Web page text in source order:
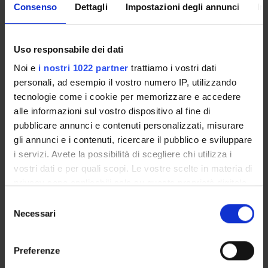
Consenso Dettagli Impostazioni degli annunci
Uso responsabile dei dati
Noi e i nostri 1022 partner trattiamo i vostri dati
personali, ad esempio il vostro numero IP, utilizzando
tecnologie come i cookie per memorizzare e accedere
alle informazioni sul vostro dispositivo al fine di
pubblicare annunci e contenuti personalizzati, misurare
gli annunci e i contenuti, ricercare il pubblico e sviluppare
i servizi. Avete la possibilità di scegliere chi utilizza i
vostri dati e per quali scopi. Le vostre scelte in materia di
modificare o revocare il proprio consenso in qualsiasi
momento dalla Dichiarazione sui cookie o facendo clic
delNecessari
Preferenze
DETTAGLI
Responsabile
Alessandro Farinelli
AVVISI